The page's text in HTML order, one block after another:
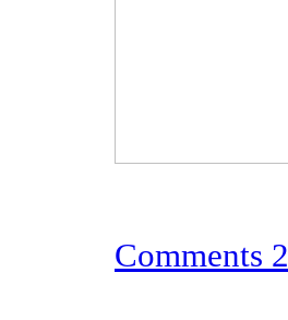
Comments 2